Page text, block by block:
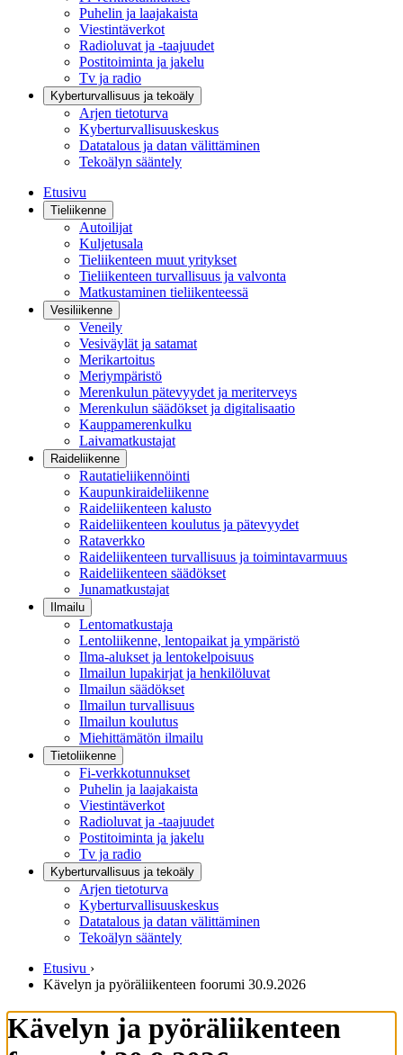
Puhelin ja laajakaista
Viestintäverkot
Radioluvat ja -taajuudet
Postitoiminta ja jakelu
Tv ja radio
Kyberturvallisuus ja tekoäly
Arjen tietoturva
Kyberturvallisuuskeskus
Datatalous ja datan välittäminen
Tekoälyn sääntely
Etusivu
Tieliikenne
Autoilijat
Kuljetusala
Tieliikenteen muut yritykset
Tieliikenteen turvallisuus ja valvonta
Matkustaminen tieliikenteessä
Vesiliikenne
Veneily
Vesiväylät ja satamat
Merikartoitus
Meriympäristö
Merenkulun pätevyydet ja meriterveys
Merenkulun säädökset ja digitalisaatio
Kauppamerenkulku
Laivamatkustajat
Raideliikenne
Rautatieliikennöinti
Kaupunkiraideliikenne
Raideliikenteen kalusto
Raideliikenteen koulutus ja pätevyydet
Rataverkko
Raideliikenteen turvallisuus ja toimintavarmuus
Raideliikenteen säädökset
Junamatkustajat
Ilmailu
Lentomatkustaja
Lentoliikenne, lentopaikat ja ympäristö
Ilma-alukset ja lentokelpoisuus
Ilmailun lupakirjat ja henkilöluvat
Ilmailun säädökset
Ilmailun turvallisuus
Ilmailun koulutus
Miehittämätön ilmailu
Tietoliikenne
Fi-verkkotunnukset
Puhelin ja laajakaista
Viestintäverkot
Radioluvat ja -taajuudet
Postitoiminta ja jakelu
Tv ja radio
Kyberturvallisuus ja tekoäly
Arjen tietoturva
Kyberturvallisuuskeskus
Datatalous ja datan välittäminen
Tekoälyn sääntely
Etusivu ›
Kävelyn ja pyöräliikenteen foorumi 30.9.2026
Kävelyn ja pyöräliikenteen